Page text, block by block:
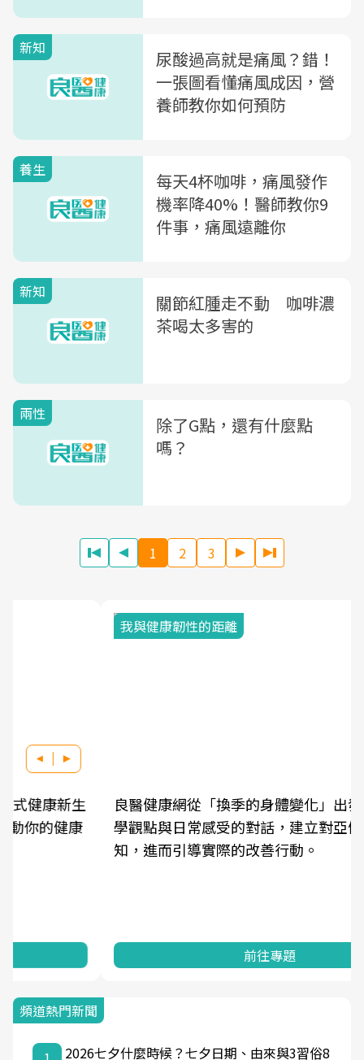
新知
尿酸過高就是痛風？錯！
一張圖看懂痛風成因，營
養師教你如何預防
養生
每天4杯咖啡，痛風發作
機率降40%！醫師教你9
件事，痛風遠離你
新知
關節紅腫走不動 咖啡濃
茶喝太多害的
兩性
除了G點，還有什麼點
嗎？
1 2 3
我與健康韌性的距離
良醫健康網從「換季的身體變化」出發，透過醫
學觀點與日常感受的對話，建立對亞健康的認
知，進而引導實際的改善行動。
頻道熱門新聞
2026七夕什麼時候？七夕日期、由來與3習俗8